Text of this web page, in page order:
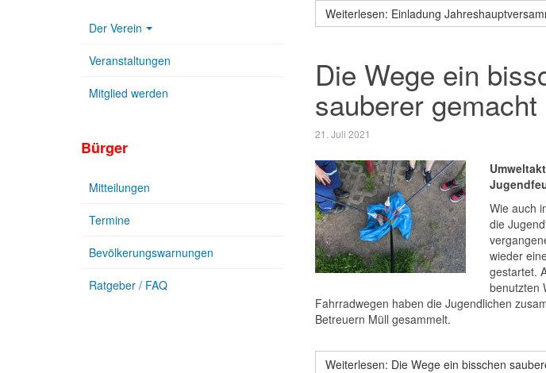
Weiterlesen: Einladung
Die Wege ein
sauberer gemacht
21. Juli 2021
Wie auch
die
wieder
gestartet.
benutzten
Fahrradwegen haben die Jugendlichen
Betreuern Müll gesammelt.
Weiterlesen: Die Wege ein bisschen
Der Verein
Veranstaltungen
Mitglied werden
Bürger
Mitteilungen
Termine
Bevölkerungswarnungen
Ratgeber / FAQ